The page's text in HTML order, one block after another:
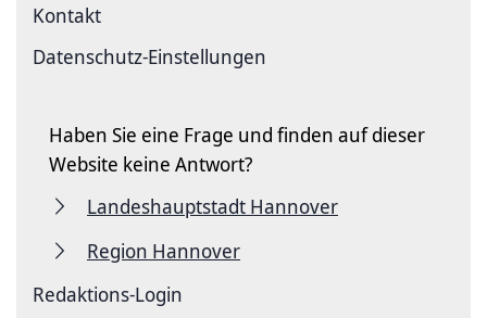
Kontakt
Datenschutz-Einstellungen
Haben Sie eine Frage und finden auf dieser
Website keine Antwort?
Landeshauptstadt Hannover
Region Hannover
Redaktions-Login